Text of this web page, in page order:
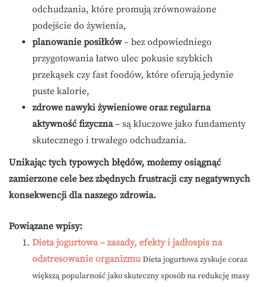
odchudzania, które promują zrównoważone
podejście do żywienia,
planowanie posiłków– bez odpowiedniego
przygotowania łatwo ulec pokusie szybkich
przekąsek czy fast foodów, które oferują jedynie
puste kalorie,
zdrowe nawyki żywieniowe oraz regularna
aktywność fizyczna– są kluczowe jako fundamenty
skutecznego i trwałego odchudzania.
Unikając tych typowych błędów, możemy osiągnąć
zamierzone cele bez zbędnych frustracji czy negatywnych
konsekwencji dla naszego zdrowia.
Powiązane wpisy:
Dieta jogurtowa – zasady, efekty i jadłospis na
odstresowanie organizmu Dieta jogurtowa zyskuje coraz
większą popularność jako skuteczny sposób na redukcję masy